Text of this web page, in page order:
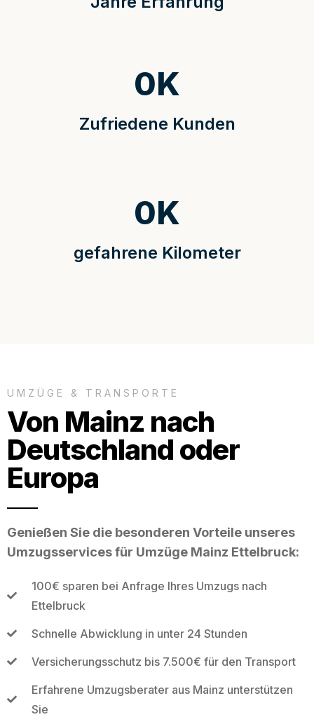
Zufriedene Kunden
0K
gefahrene Kilometer
0K
UMZÜGE & TRANSPORTE
Von Mainz nach
Deutschland oder
Europa
Genießen Sie die besonderen Vorteile unseres
Umzugsservices für Umzüge Mainz Ettelbruck:
100€ sparen bei Anfrage Ihres Umzugs nach
Ettelbruck
Schnelle Abwicklung in unter 24 Stunden
Versicherungsschutz bis 7.500€ für den Transport
Erfahrene Umzugsberater aus Mainz unterstützen
Sie